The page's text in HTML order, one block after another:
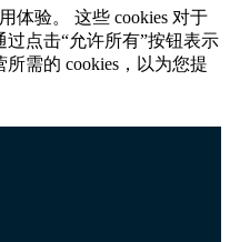
体验。 这些 cookies 对于
点击“允许所有”按钮表示
需的 cookies，以为您提